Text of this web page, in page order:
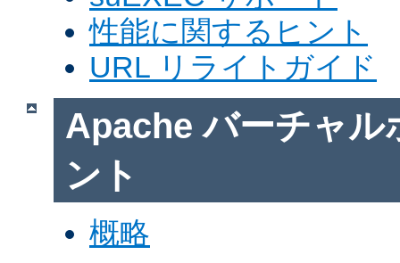
性能に関するヒント
URL リライトガイド
Apache バーチャル
ント
概略